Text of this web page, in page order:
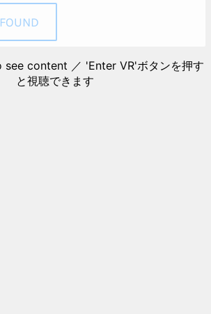
content ／ 'Enter VR'ボタンを押す
と視聴できます